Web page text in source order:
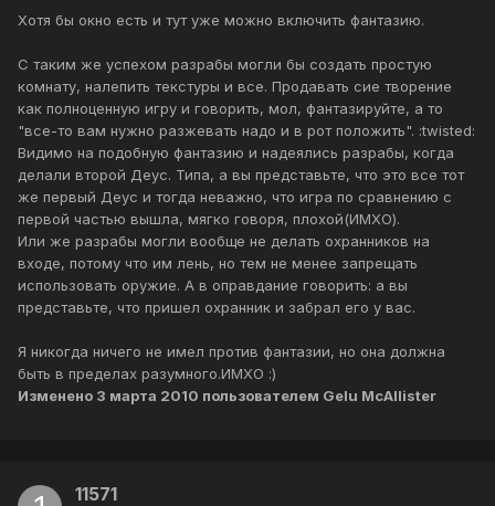
Хотя бы окно есть и тут уже можно включить фантазию.
С таким же успехом разрабы могли бы создать простую
комнату, налепить текстуры и все. Продавать сие творение
как полноценную игру и говорить, мол, фантазируйте, а то
"все-то вам нужно разжевать надо и в рот положить". :twisted:
Видимо на подобную фантазию и надеялись разрабы, когда
делали второй Деус. Типа, а вы представьте, что это все тот
же первый Деус и тогда неважно, что игра по сравнению с
первой частью вышла, мягко говоря, плохой(ИМХО).
Или же разрабы могли вообще не делать охранников на
входе, потому что им лень, но тем не менее запрещать
использовать оружие. А в оправдание говорить: а вы
представьте, что пришел охранник и забрал его у вас.
Я никогда ничего не имел против фантазии, но она должна
быть в пределах разумного.ИМХО :)
Изменено 3 марта 2010 пользователем Gelu McAllister
11571